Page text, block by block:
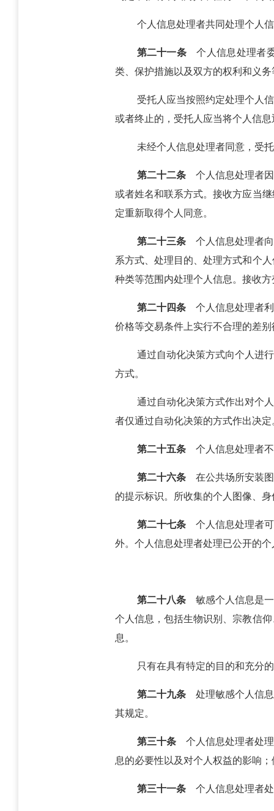
个人信息处理者共同处理个人
第二十一条 个人信息处理者
类、保护措施以及双方的权利和义
受托人应当按照约定处理个人
或者终止的，受托人应当将个人信
未经个人信息处理者同意，受
第二十二条个人信息处理者因
或者姓名和联系方式。接收方应当
定重新取得个人同意。
第二十三条个人信息处理者向
系方式、处理目的、处理方式和个
种类等范围内处理个人信息。接收
第二十四条个人信息处理者利
价格等交易条件上实行不合理的差别
通过自动化决策方式向个人进
方式。
通过自动化决策方式作出对个
者仅通过自动化决策的方式作出决定
第二十五条个人信息处理者不
第二十六条在公共场所安装图
的提示标识。所收集的个人图像、
第二十七条个人信息处理者可
外。个人信息处理者处理已公开的
第二十八条敏感个人信息是一
个人信息，包括生物识别、宗教信
息。
只有在具有特定的目的和充分
第二十九条处理敏感个人信息
其规定。
第三十条个人信息处理者处理
息的必要性以及对个人权益的影响
第三十一条个人信息处理者处